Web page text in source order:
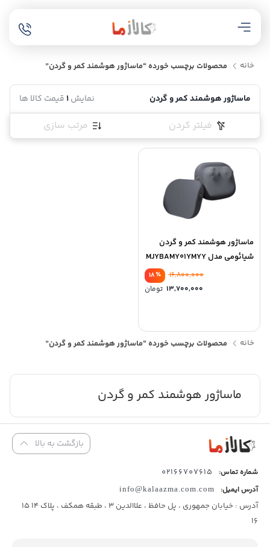
خانه محصولات برچسب خورده “ماساژور هوشمند کمر و گردن”
ماساژور هوشمند کمر و گردن نمایش1قیمت کالا ها
فیلتر کردن مرتب سازی
ماساژور هوشمند کمر و گردن
شیائومی مدل MJYBAMY01YMYY
٪18 16,800,000
13,700,000 تومان
خانه محصولات برچسب خورده “ماساژور هوشمند کمر و گردن”
ماساژور هوشمند کمر و گردن
بازگشت به بالا
شماره تماس: 02166707615
آدرس ایمیل: info@kalaazma.com.com
آدرس : خیابان جمهوری ، پل حافظ ، علاالدین 3 ، طبقه همکف ، پلاک 14 15
16